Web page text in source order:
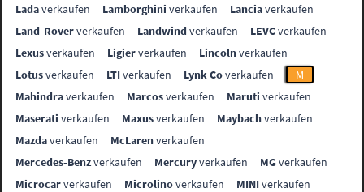
Ladaverkaufen Lamborghini verkaufen Lanciaverkaufen
Land-Roververkaufen Landwindverkaufen LEVCverkaufen
Lexusverkaufen Ligierverkaufen Lincolnverkaufen
Lotusverkaufen LTIverkaufen Lynk Coverkaufen
M
Mahindraverkaufen Marcosverkaufen Maruti verkaufen
Maserati verkaufen Maxusverkaufen Maybachverkaufen
Mazdaverkaufen McLarenverkaufen
Mercedes-Benzverkaufen Mercuryverkaufen MGverkaufen
Microcarverkaufen Microlinoverkaufen MINIverkaufen